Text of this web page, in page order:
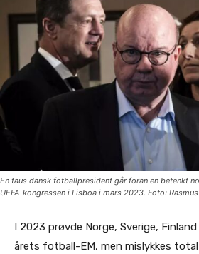
En taus dansk fotballpresident går foran en betenkt
UEFA-kongressen i Lisboa i mars 2023. Foto:
I 2023 prøvde Norge, Sverige,
årets fotball-EM, men mislykkes